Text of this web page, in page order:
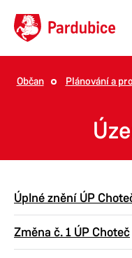
Občan Plánování a
Úplné znění ÚP
Změna č. 1 ÚP Choteč